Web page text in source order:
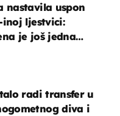
nastavila uspon
inoj ljestvici:
je još jedna
radi transfer u
diva i